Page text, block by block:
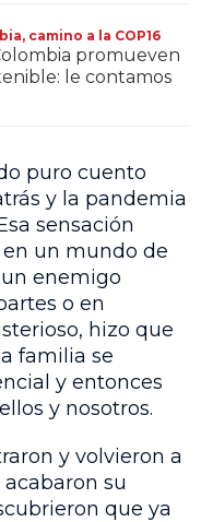
camino a la COP16
promueven
le contamos
puro cuento
y la pandemia
sensación
un mundo de
enemigo
o en
hizo que
familia se
y entonces
y nosotros.
y volvieron a
su
que ya